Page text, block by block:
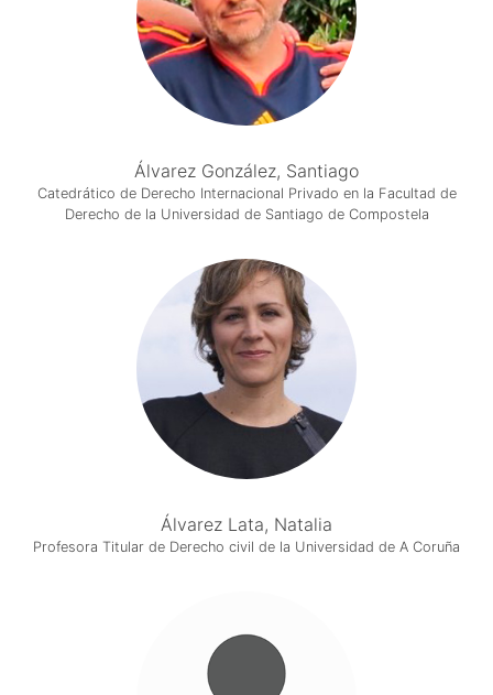
Álvarez González, Santiago
Catedrático de Derecho Internacional Privado en la Facultad de
Derecho de la Universidad de Santiago de Compostela
Álvarez Lata, Natalia
Profesora Titular de Derecho civil de la Universidad de A Coruña